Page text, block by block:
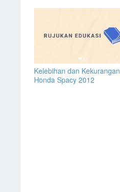
Kelebihan dan Kekurangan
Honda Spacy 2012